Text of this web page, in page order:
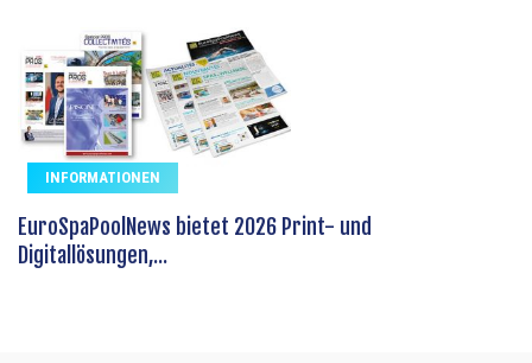
INFORMATIONEN
EuroSpaPoolNews bietet 2026 Print- und
Digitallösungen,...